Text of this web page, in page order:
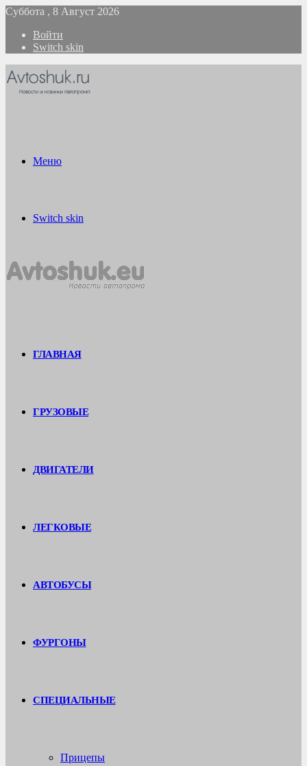
Суббота , 8 Август 2026
Войти
Switch skin
Меню
Switch skin
ГЛАВНАЯ
ГРУЗОВЫЕ
ДВИГАТЕЛИ
ЛЕГКОВЫЕ
АВТОБУСЫ
ФУРГОНЫ
СПЕЦИАЛЬНЫЕ
Прицепы